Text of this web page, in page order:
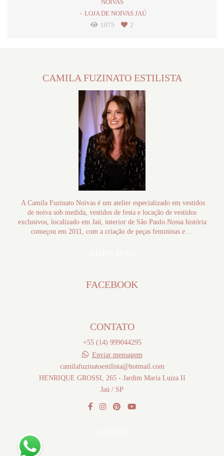
NOIVAS
LOJA DE NOIVAS JAÚ
1075
2
CAMILA FUZINATO ESTILISTA
A Camila Fuzinato Noivas é um atelier especializado em vestidos
de noiva sob medida, vestidos de festa e locação de vestidos
exclusivos, localizado em Jaú, interior de São Paulo.Nossa história
começou em 2011, com a criação de peças femininas e ...
FACEBOOK
CONTATO
+55 (14) 999044295
Enviar mensagem
camilafuzinatoestilista@hotmail.com
HENRIQUE GROSSI, 265 - Jardim Maria Luiza II
Jaú / SP